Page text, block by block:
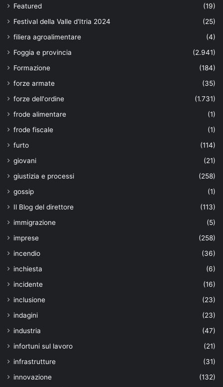
Featured
(19)
Festival della Valle d'Itria 2024
(25)
filiera agroalimentare
(4)
Foggia e provincia
(2.941)
Formazione
(184)
forze armate
(35)
forze dell'ordine
(1.731)
frode alimentare
(1)
frode fiscale
(1)
furto
(114)
giovani
(21)
giustizia e processi
(258)
gossip
(1)
Il Blog del direttore
(113)
immigrazione
(5)
imprese
(258)
incendio
(36)
inchiesta
(6)
incidente
(16)
inclusione
(23)
indagini
(23)
industria
(47)
infortuni sul lavoro
(21)
infrastrutture
(31)
innovazione
(132)